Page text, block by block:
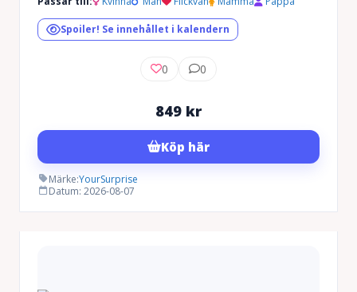
Spoiler! Se innehållet i kalendern
0 0
849 kr
Köp här
Märke:YourSurprise
Datum: 2026-08-07